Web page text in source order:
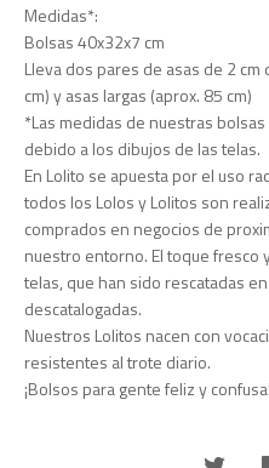
Medidas*:
Bolsas 40x32x7 cm
Lleva dos pares de asas de 2
cm) y asas largas (aprox. 85 cm)
*Las medidas de nuestras
debido a los dibujos de las telas.
En Lolito se apuesta por el uso
todos los Lolos y Lolitos son
comprados en negocios de
nuestro entorno. El toque
telas, que han sido rescatadas
descatalogadas.
Nuestros Lolitos nacen con
resistentes al trote diario.
¡Bolsos para gente feliz y confusa!